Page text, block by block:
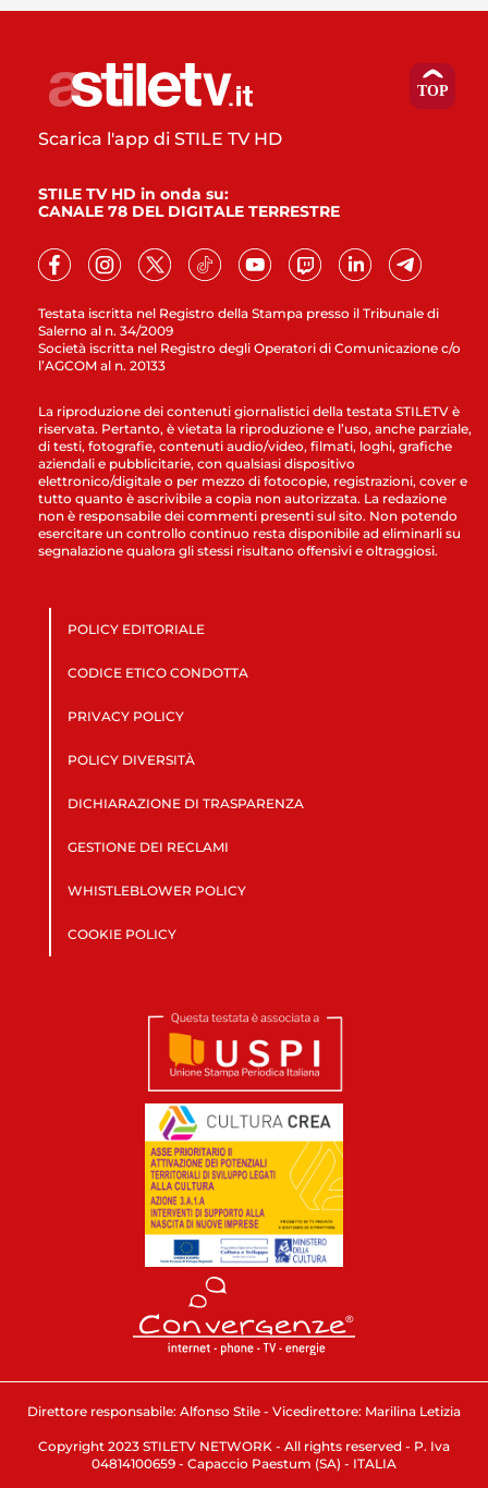
Testata iscritta nel Registro della Stampa presso il Tribunale di
Salerno al n. 34/2009
Società iscritta nel Registro degli Operatori di Comunicazione c/o
l’AGCOM al n. 20133
Scarica l'app di STILE TV HD
STILE TV HD in onda su:
CANALE 78 DEL DIGITALE TERRESTRE
La riproduzione dei contenuti giornalistici della testata STILETV è
riservata. Pertanto, è vietata la riproduzione e l’uso, anche parziale,
di testi, fotografie, contenuti audio/video, filmati, loghi, grafiche
aziendali e pubblicitarie, con qualsiasi dispositivo
elettronico/digitale o per mezzo di fotocopie, registrazioni, cover e
tutto quanto è ascrivibile a copia non autorizzata. La redazione
non è responsabile dei commenti presenti sul sito. Non potendo
esercitare un controllo continuo resta disponibile ad eliminarli su
segnalazione qualora gli stessi risultano offensivi e oltraggiosi.
POLICY EDITORIALE
CODICE ETICO CONDOTTA
PRIVACY POLICY
POLICY DIVERSITÀ
DICHIARAZIONE DI TRASPARENZA
GESTIONE DEI RECLAMI
WHISTLEBLOWER POLICY
COOKIE POLICY
Direttore responsabile: Alfonso Stile - Vicedirettore: Marilina Letizia
Copyright 2023 STILETV NETWORK - All rights reserved - P. Iva
04814100659 - Capaccio Paestum (SA) - ITALIA